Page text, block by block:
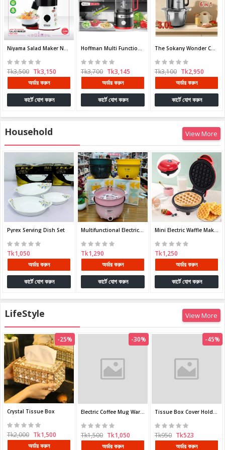
Niyama Salad Maker NSM-2505
Tk3,500 Tk3,150
অর্ডার করুন
কার্টে যোগ করুন
Hoffman Multi Functional Food Processor - German Lot
Tk3,700 Tk3,145
অর্ডার করুন
কার্টে যোগ করুন
The Sokany Wonder Chopper SK-06019 is a 6-in-1
Tk3,100 Tk2,950
অর্ডার করুন
কার্টে যোগ করুন
Household View More
Pyrex Serving Dish Set
Tk1,050
অর্ডার করুন
কার্টে যোগ করুন
Multifunctional Electric Cooking Pot – 3.5L
Tk1,290
অর্ডার করুন
কার্টে যোগ করুন
Mini Electric Waffle Maker Machine
Tk1,250
অর্ডার করুন
কার্টে যোগ করুন
LifeStyle View More
-25%
Crystal Tissue Box
Tk2,000 Tk1,500
অর্ডার করুন
-30%
Electric Coffee Mug Warmer
Tk1,500 Tk1,050
অর্ডার করুন
-45%
কার্টে যোগ করুন